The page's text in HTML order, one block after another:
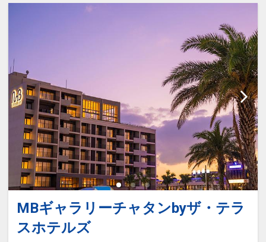
MBギャラリーチャタンbyザ・テラ
スホテルズ